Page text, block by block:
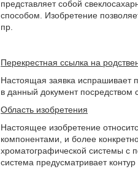
представляет собой
способом. Изобретение
пр.
Перекрестная ссылка на
Настоящая заявка испрашивает
в данный документ посредством
Область изобретения
Настоящее изобретение
компонентами, и более
хроматографической системы с
система предусматривает